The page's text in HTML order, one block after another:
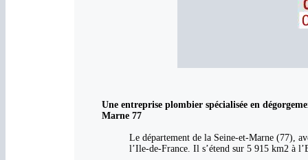
Une entreprise plombier spécialisée en
Marne 77
Le département de la Seine-et-Marne (77),
l’Ile-de-France. Il s’étend sur 5 915 km2 à